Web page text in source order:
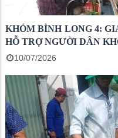
KHÓM BÌNH LONG 4:
HỖ TRỢ NGƯỜI DÂN
10/07/2026